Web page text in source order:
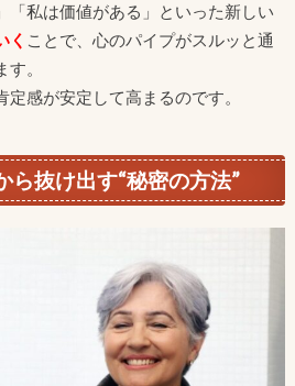
「私は価値がある」といった新しい
く ことで、心のパイプがスルッと通
。
感が安定して高まるのです。
ら抜け出す“秘密の方法”